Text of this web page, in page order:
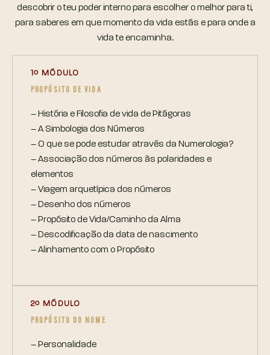
descobrir o teu poder interno para escolher o melhor para ti,
para saberes em que momento da vida estás e para onde a
vida te encaminha.
1º MÓDULO
PROPÓSITO DE VIDA
– História e Filosofia de vida de Pitágoras
– A Simbologia dos Números
– O que se pode estudar através da Numerologia?
– Associação dos números às polaridades e
elementos
– Viagem arquetípica dos números
– Desenho dos números
– Propósito de Vida/Caminho da Alma
– Descodificação da data de nascimento
– Alinhamento com o Propósito
2º MÓDULO
PROPÓSITO DO NOME
– Personalidade